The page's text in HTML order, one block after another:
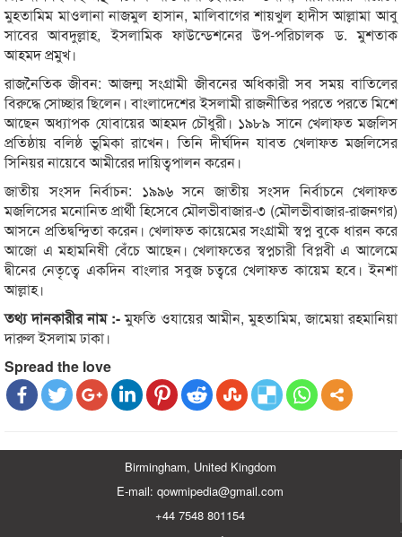
মুহতামিম মাওলানা নাজমুল হাসান, মালিবাগের শায়খুল হাদীস আল্লামা আবু
সাবের আবদুল্লাহ, ইসলামিক ফাউন্ডেশনের উপ-পরিচালক ড. মুশতাক
আহমদ প্রমুখ।
রাজনৈতিক জীবন: আজন্ম সংগ্রামী জীবনের অধিকারী সব সময় বাতিলের
বিরুদ্ধে সোচ্ছার ছিলেন। বাংলাদেশের ইসলামী রাজনীতির পরতে পরতে মিশে
আছেন অধ্যাপক যোবায়ের আহমদ চৌধুরী। ১৯৮৯ সানে খেলাফত মজলিস
প্রতিষ্ঠায় বলিষ্ঠ ভুমিকা রাখেন। তিনি দীর্ঘদিন যাবত খেলাফত মজলিসের
সিনিয়র নায়েবে আমীরের দায়িত্বপালন করেন।
জাতীয় সংসদ নির্বাচন: ১৯৯৬ সনে জাতীয় সংসদ নির্বাচনে খেলাফত
মজলিসের মনোনিত প্রার্থী হিসেবে মৌলভীবাজার-৩ (মৌলভীবাজার-রাজনগর)
আসনে প্রতিদ্বন্দ্বিতা করেন। খেলাফত কায়েমের সংগ্রামী স্বপ্ন বুকে ধারন করে
আজো এ মহামনিষী বেঁচে আছেন। খেলাফতের স্বপ্নচারী বিপ্লবী এ আলেমে
দ্বীনের নেতৃত্বে একদিন বাংলার সবুজ চত্বরে খেলাফত কায়েম হবে। ইনশা
আল্লাহ।
তথ্য দানকারীর নাম :-মুফতি ওযায়ের আমীন, মুহতামিম, জামেয়া রহমানিয়া
দারুল ইসলাম ঢাকা।
Spread the love
Birmingham, United Kingdom
E-mail: qowmipedia@gmail.com
+44 7548 801154